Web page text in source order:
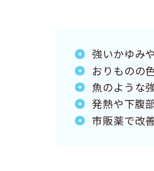
強いかゆみ
おりものの
魚のような
発熱や下腹
市販薬で改